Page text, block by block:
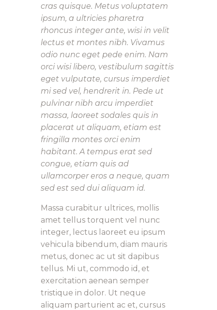
cras quisque. Metus voluptatem
ipsum, a ultricies pharetra
rhoncus integer ante, wisi in velit
lectus et montes nibh. Vivamus
odio nunc eget pede enim. Nam
orci wisi libero, vestibulum sagittis
eget vulputate, cursus imperdiet
mi sed vel, hendrerit in. Pede ut
pulvinar nibh arcu imperdiet
massa, laoreet sodales quis in
placerat ut aliquam, etiam est
fringilla montes orci enim
habitant. A tempus erat sed
congue, etiam quis ad
ullamcorper eros a neque, quam
sed est sed dui aliquam id.
Massa curabitur ultrices, mollis
amet tellus torquent vel nunc
integer, lectus laoreet eu ipsum
vehicula bibendum, diam mauris
metus, donec ac ut sit dapibus
tellus. Mi ut, commodo id, et
exercitation aenean semper
tristique in dolor. Ut neque
aliquam parturient ac et, cursus